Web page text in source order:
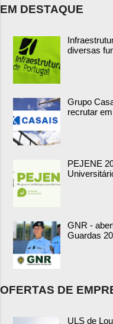
EM DESTAQUE
diversas
Grupo
recrutar
PEJENE
GNR -
Guardas
OFERTAS DE
ULS de